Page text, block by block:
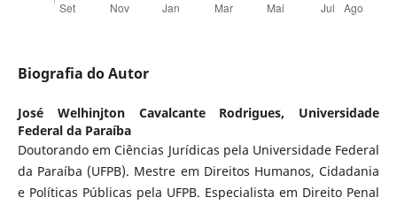
Biografia do Autor
José Welhinjton Cavalcante Rodrigues, Universidade
Federal da Paraíba
Doutorando em Ciências Jurídicas pela Universidade Federal
da Paraíba (UFPB). Mestre em Direitos Humanos, Cidadania
e Políticas Públicas pela UFPB. Especialista em Direito Penal